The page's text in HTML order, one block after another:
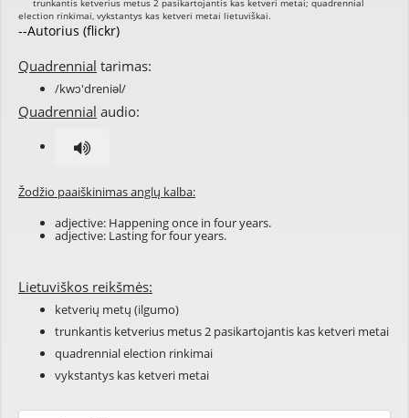
--Autorius (flickr)
Quadrennial tarimas:
/kwɔ'dreniəl/
Quadrennial audio:
Žodžio paaiškinimas anglų kalba:
adjective: Happening once in four years.
adjective: Lasting for four years.
Lietuviškos reikšmės:
ketverių metų (ilgumo)
trunkantis ketverius metus 2 pasikartojantis kas ketveri metai
quadrennial election rinkimai
vykstantys kas ketveri metai